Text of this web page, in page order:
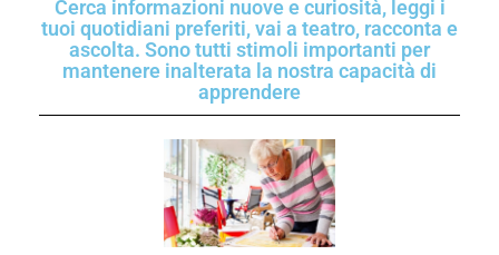
Cerca informazioni nuove e curiosità, leggi i
tuoi quotidiani preferiti, vai a teatro, racconta e
ascolta. Sono tutti stimoli importanti per
mantenere inalterata la nostra capacità di
apprendere